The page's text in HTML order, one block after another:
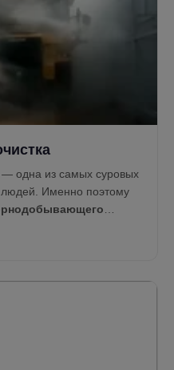
одна из самых суровых
людей. Именно поэтому
итуманообразующих